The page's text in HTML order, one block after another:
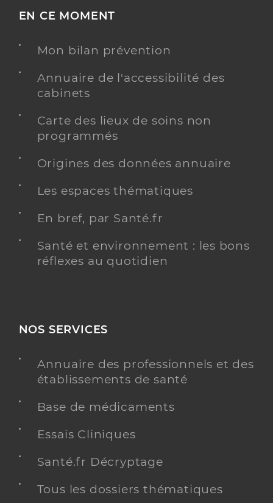
EN CE MOMENT
Mon bilan prévention
Annuaire de l'accessibilité des
cabinets
Carte des lieux de soins non
programmés
Origines des données annuaire
Les espaces thématiques
En bref, par Santé.fr
Santé et environnement : les bons
réflexes au quotidien
NOS SERVICES
Annuaire des professionnels et des
établissements de santé
Base de médicaments
Essais Cliniques
Santé.fr Décryptage
Tous les dossiers thématiques